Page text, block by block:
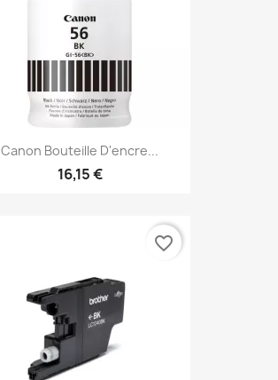
Canon Bouteille D'encre...
16,15 €
favorite_border